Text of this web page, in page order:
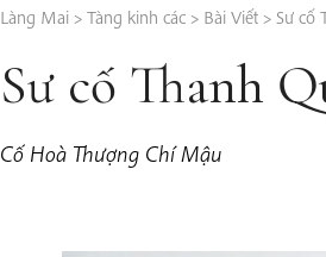
Làng Mai> Tàng kinh các> Bài Viết> Sư cố
Sư cố Thanh
Cố Hoà Thượng Chí Mậu